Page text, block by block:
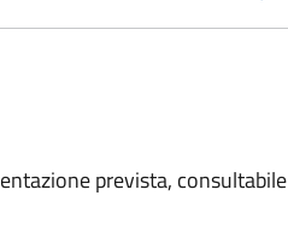
prevista, consultabile